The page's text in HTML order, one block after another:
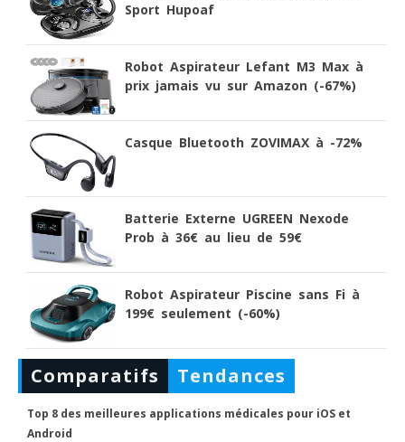
Sport Hupoaf
Robot Aspirateur Lefant M3 Max à
prix jamais vu sur Amazon (-67%)
Casque Bluetooth ZOVIMAX à -72%
Batterie Externe UGREEN Nexode
Prob à 36€ au lieu de 59€
Robot Aspirateur Piscine sans Fi à
199€ seulement (-60%)
Comparatifs Tendances
Top 8 des meilleures applications médicales pour iOS et
Android